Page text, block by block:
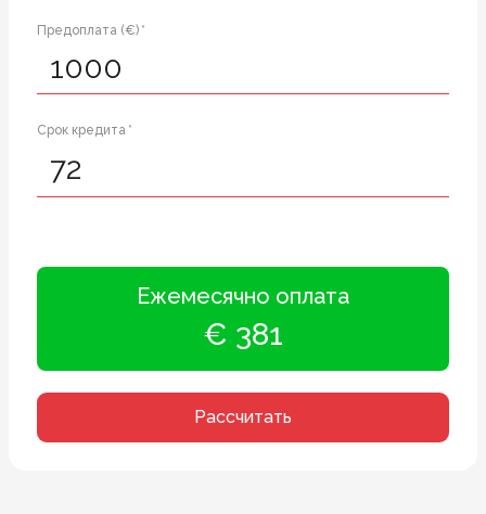
Предоплата (€) *
Срок кредита *
Ежемесячно оплата
€ 381
Рассчитать